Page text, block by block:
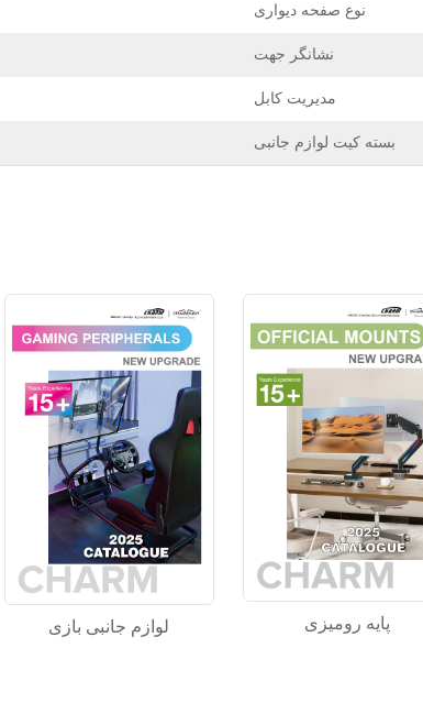
نوع صفحه دیواری
نشانگر جهت
مدیریت کابل
بسته کیت لوازم جانبی
لوازم جانبی بازی پایه رومیزی